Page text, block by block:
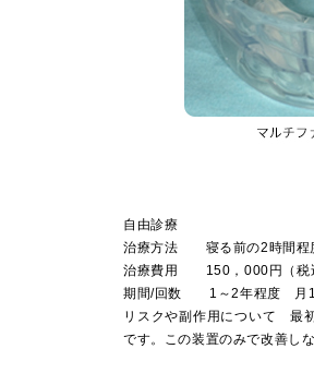
自由診療
治療方法 寝る前の2時間程
治療費用 150，000円（税
期間/回数 1～2年程度 月1
リスクや副作用について 最
です。この装置のみで改善し